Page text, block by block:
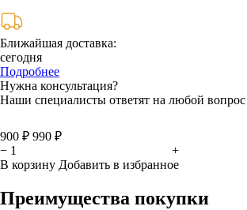
Ближайшая доставка:
сегодня
Подробнее
Нужна консультация?
Наши специалисты ответят на любой вопрос
900 ₽ 990 ₽
−
+
В корзину Добавить в избранное
Преимущества покупки